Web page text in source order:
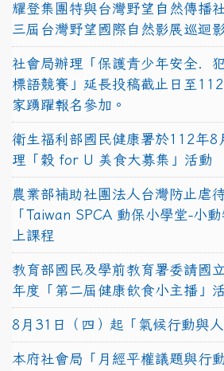
耀登集團特與台灣野望自然傳播
三屆台灣野望國際自然影展巡迴影
社會局辦理「保護青少年安全．
標語競賽」延長投稿截止日至
家踴躍報名參加。
衛生福利部國民健康署於112年8
理「穀 for U 美食大募集」活動
農業部補助社團法人台灣防止虐
「Taiwan SPCA 動保小學堂-小
上課程
教育部國民及學前教育署委請國
年度「第二屆健康飲食小主播」
8月31日（四）起「氣候行動與
本府社會局「月經平權議題與行